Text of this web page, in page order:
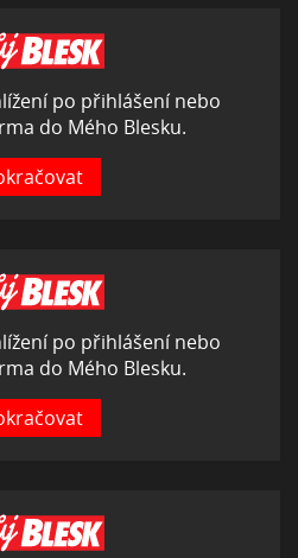
po přihlášení nebo
do Mého Blesku.
po přihlášení nebo
do Mého Blesku.